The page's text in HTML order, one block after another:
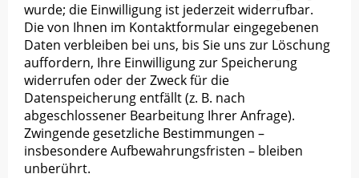
wurde; die Einwilligung ist jederzeit widerrufbar.
Die von Ihnen im Kontaktformular eingegebenen
Daten verbleiben bei uns, bis Sie uns zur Löschung
auffordern, Ihre Einwilligung zur Speicherung
widerrufen oder der Zweck für die
Datenspeicherung entfällt (z. B. nach
abgeschlossener Bearbeitung Ihrer Anfrage).
Zwingende gesetzliche Bestimmungen –
insbesondere Aufbewahrungsfristen – bleiben
unberührt.